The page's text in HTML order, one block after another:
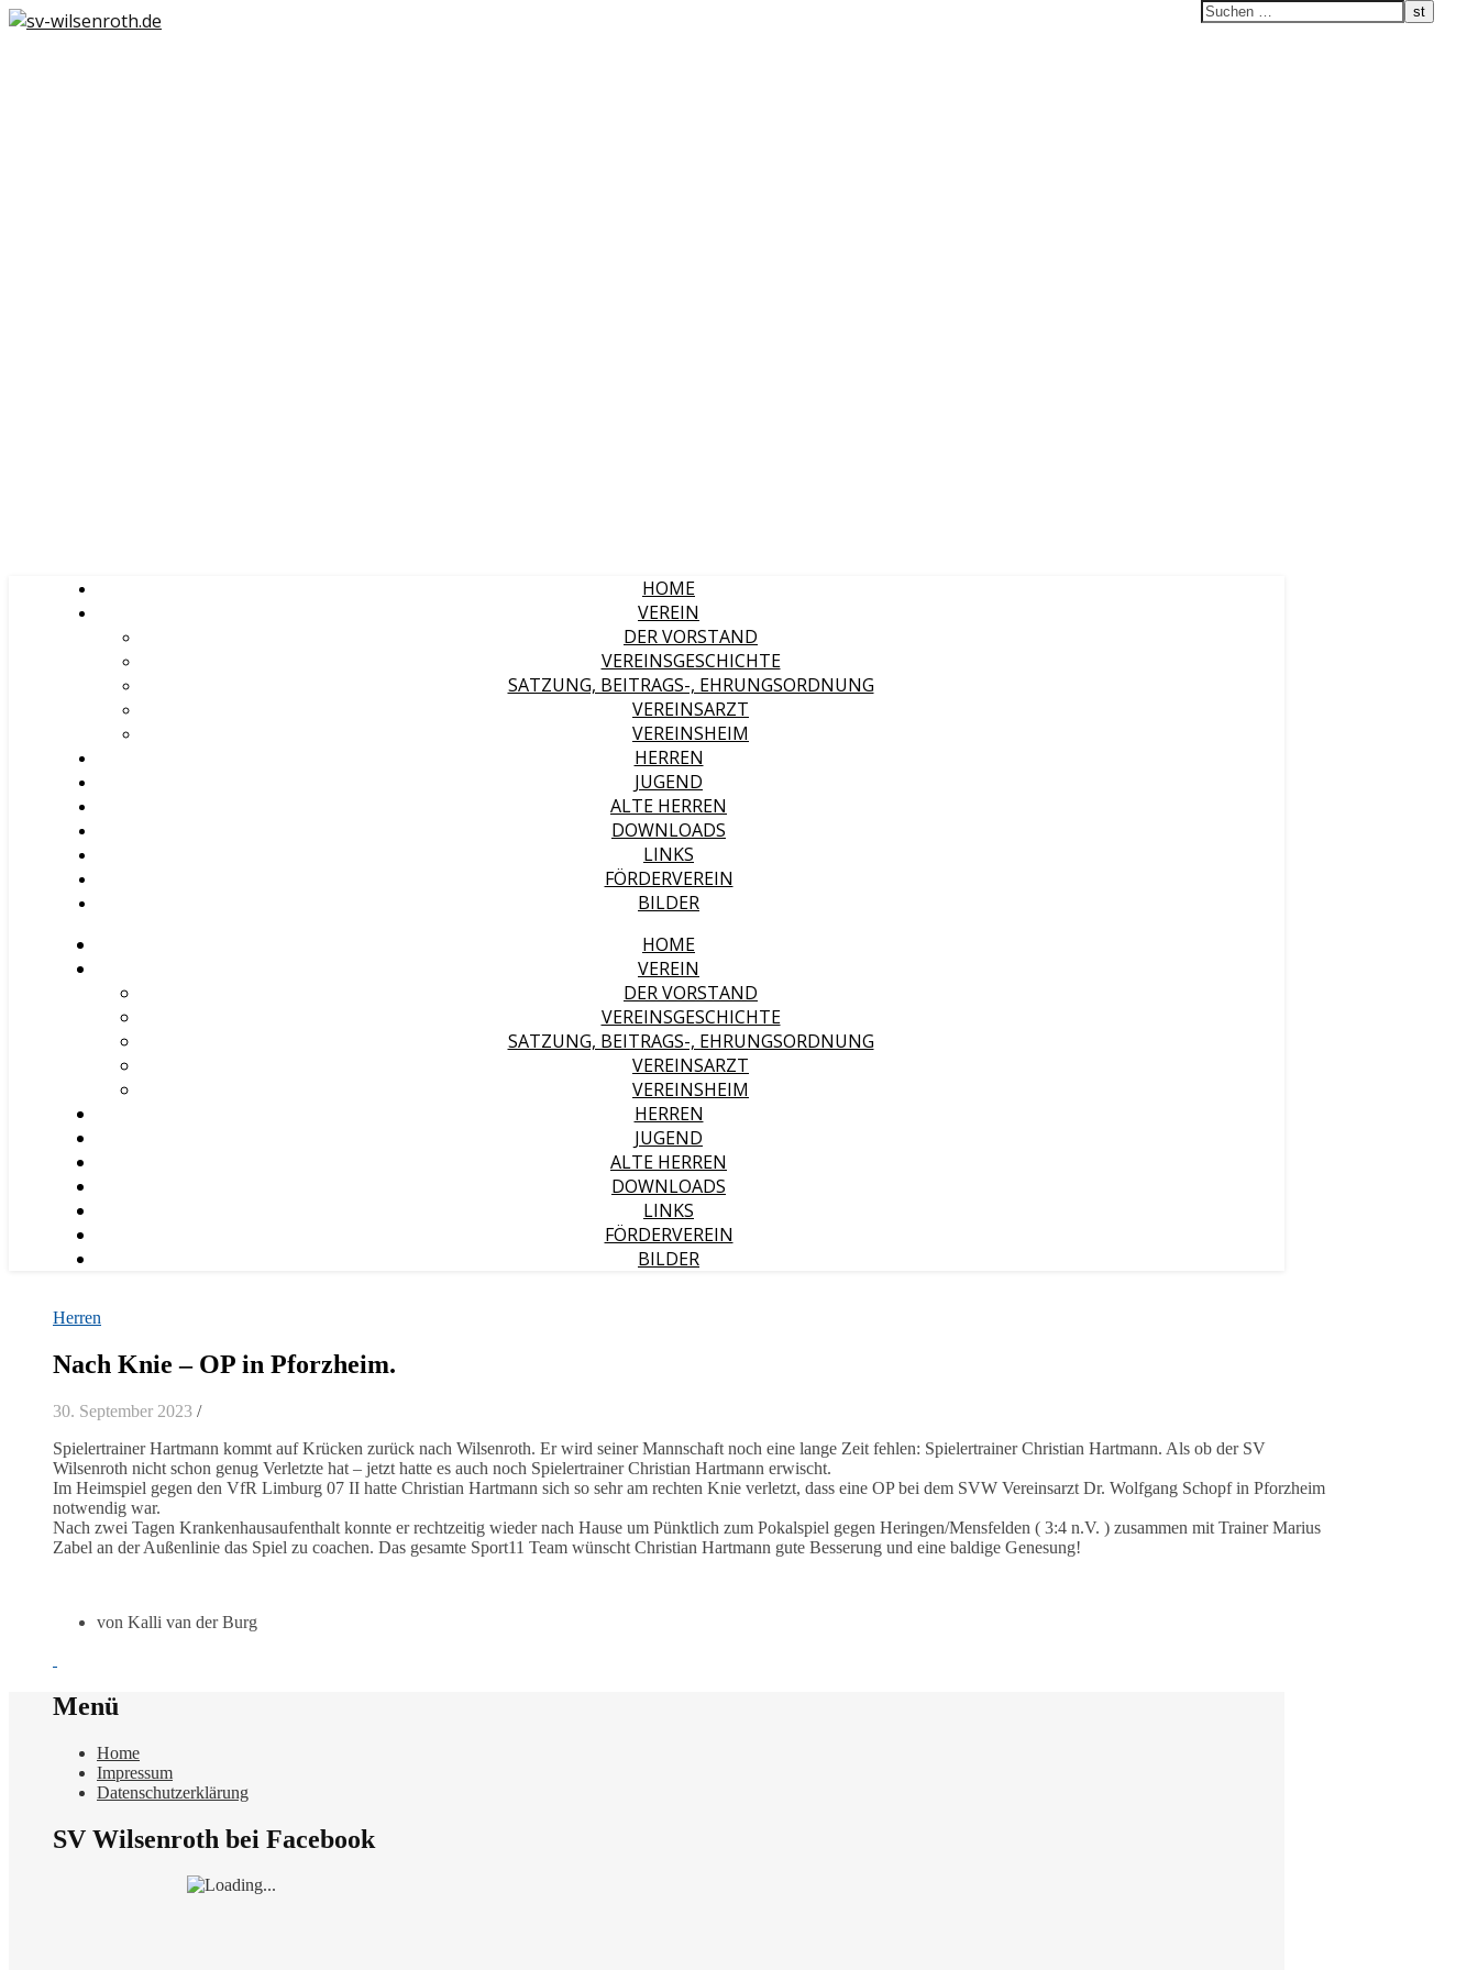
HOME
VEREIN
DER VORSTAND
VEREINSGESCHICHTE
SATZUNG, BEITRAGS-, EHRUNGSORDNUNG
VEREINSARZT
VEREINSHEIM
HERREN
JUGEND
ALTE HERREN
DOWNLOADS
LINKS
FÖRDERVEREIN
BILDER
HOME
VEREIN
DER VORSTAND
VEREINSGESCHICHTE
SATZUNG, BEITRAGS-, EHRUNGSORDNUNG
VEREINSARZT
VEREINSHEIM
HERREN
JUGEND
ALTE HERREN
DOWNLOADS
LINKS
FÖRDERVEREIN
BILDER
Herren
Nach Knie – OP in Pforzheim.
30. September 2023 /
Spielertrainer Hartmann kommt auf Krücken zurück nach Wilsenroth. Er wird seiner Mannschaft noch eine lange Zeit fehlen: Spielertrainer Christian Hartmann. Als ob der SV
Wilsenroth nicht schon genug Verletzte hat – jetzt hatte es auch noch Spielertrainer Christian Hartmann erwischt.
Im Heimspiel gegen den VfR Limburg 07 II hatte Christian Hartmann sich so sehr am rechten Knie verletzt, dass eine OP bei dem SVW Vereinsarzt Dr. Wolfgang Schopf in Pforzheim
notwendig war.
Nach zwei Tagen Krankenhausaufenthalt konnte er rechtzeitig wieder nach Hause um Pünktlich zum Pokalspiel gegen Heringen/Mensfelden ( 3:4 n.V. ) zusammen mit Trainer Marius
Zabel an der Außenlinie das Spiel zu coachen. Das gesamte Sport11 Team wünscht Christian Hartmann gute Besserung und eine baldige Genesung!
von Kalli van der Burg
Menü
Home
Impressum
Datenschutzerklärung
SV Wilsenroth bei Facebook